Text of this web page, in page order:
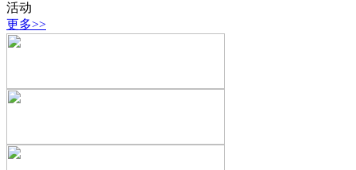
活动
更多>>